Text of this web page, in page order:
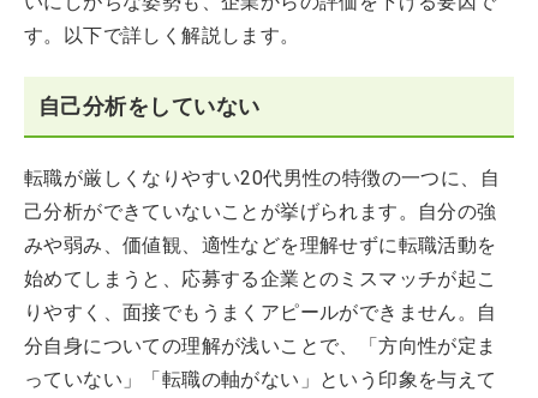
す。以下で詳しく解説します。
自己分析をしていない
転職が厳しくなりやすい20代男性の特徴の一つに、自
己分析ができていないことが挙げられます。自分の強
みや弱み、価値観、適性などを理解せずに転職活動を
始めてしまうと、応募する企業とのミスマッチが起こ
りやすく、面接でもうまくアピールができません。自
分自身についての理解が浅いことで、「方向性が定ま
っていない」「転職の軸がない」という印象を与えて